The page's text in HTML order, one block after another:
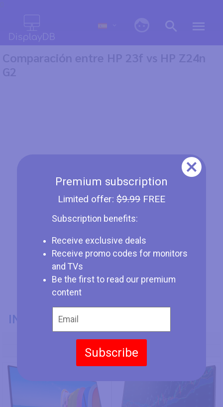
Premium subscription
Limited offer: $9.99FREE
Subscription benefits:
Receive exclusive deals
Receive promo codes for monitors
and TVs
Be the first to read our premium
content
Subscribe
Comparación entre HP 23f vs HP Z24n
G2
INFORMACIÓN GENERAL
Modelo